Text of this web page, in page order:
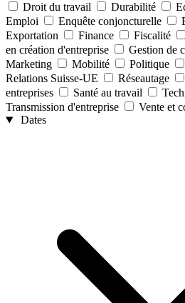
Droit du travail
Durabilité
Emploi
Enquête conjoncturelle
Exportation
Finance Fiscalité
en création d'entreprise
Gestion de
Marketing
Mobilité Politique
Relations Suisse-UE
Réseautage
entreprises
Santé au travail
Transmission d'entreprise
Vente et
Dates